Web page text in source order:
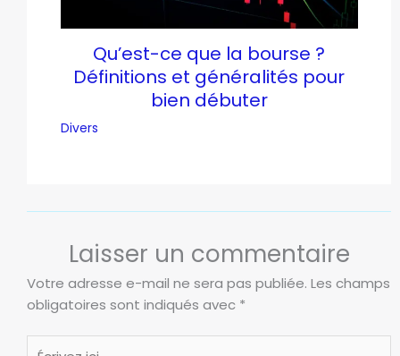
Qu’est-ce que la bourse ?
Définitions et généralités pour
bien débuter
Divers
Laisser un commentaire
Votre adresse e-mail ne sera pas publiée. Les champs
obligatoires sont indiqués avec *